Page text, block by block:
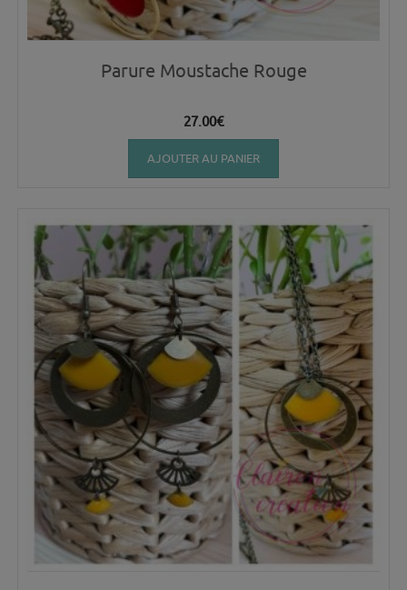
Parure Moustache Rouge
27.00€
AJOUTER AU PANIER